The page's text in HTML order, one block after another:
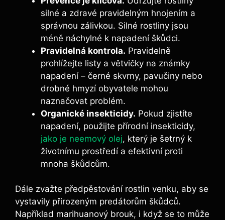
silné a zdravé pravidelným hnojením a
správnou zálivkou. Silné rostliny jsou
méně náchylné k napadení škůdci.
Pravidelná kontrola. Pravidelně
prohlížejte listy a větvičky na známky
napadení – černé skvrny, pavučiny nebo
drobné hmyzí obyvatele mohou
naznačovat problém.
Organické insekticidy. Pokud zjistíte
napadení, použijte přírodní insekticidy,
jako je neemový olej, který je šetrný k
životnímu prostředí a efektivní proti
mnoha škůdcům.
Dále zvažte předpěstování rostlin venku, aby se
vystavily přirozeným predátorům škůdců.
Například marihuanový brouk, i když se to může